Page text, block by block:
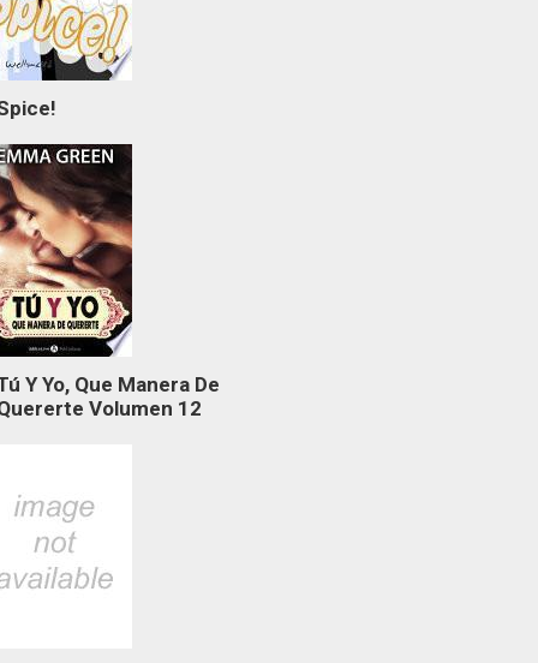
Y Yo, Que Manera De
Volumen 12